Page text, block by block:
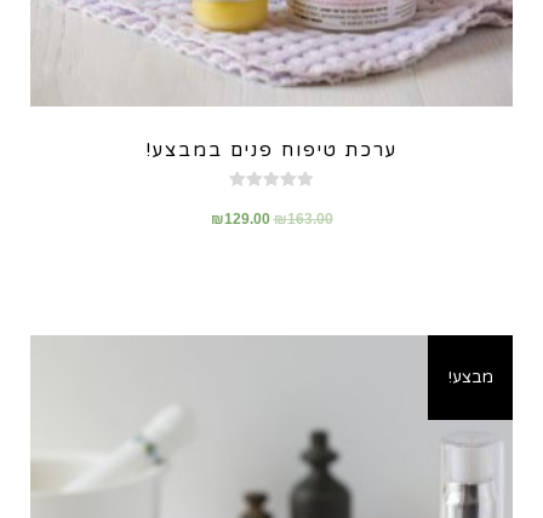
ערכת טיפוח פנים במבצע!
5.00
₪163.00
₪129.00
מבצע!